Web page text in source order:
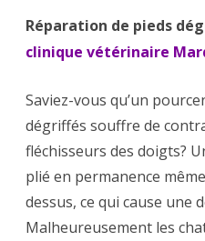
Réparation de pieds
clinique vétérinaire
Saviez-vous qu’un
dégriffés souffre de
fléchisseurs des doigts?
plié en permanence
dessus, ce qui cause une
Malheureusement les